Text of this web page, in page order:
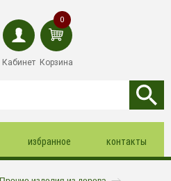
Кабинет
0
Корзина
избранное контакты